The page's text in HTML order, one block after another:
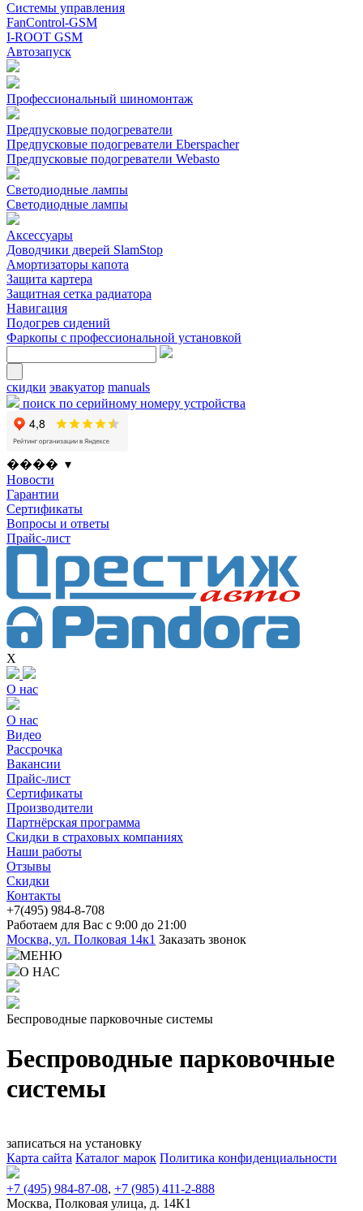
Системы управления
FanControl-GSM
I-ROOT GSM
Автозапуск
Профессиональный шиномонтаж
Предпусковые подогреватели
Предпусковые подогреватели Eberspacher
Предпусковые подогреватели Webasto
Светодиодные лампы
Светодиодные лампы
Аксессуары
Доводчики дверей SlamStop
Амортизаторы капота
Защита картера
Защитная сетка радиатора
Навигация
Подогрев сидений
Фаркопы с профессиональной установкой
скидки эвакуатор manuals
поиск по серийному номеру устройства
���� ▾
Новости
Гарантии
Сертификаты
Вопросы и ответы
Прайс-лист
X
О нас
О нас
Видео
Рассрочка
Вакансии
Прайс-лист
Сертификаты
Производители
Партнёрская программа
Скидки в страховых компаниях
Наши работы
Отзывы
Скидки
Контакты
+7(495) 984-8-708
Работаем для Вас с 9:00 до 21:00
Москва, ул. Полковая 14к1 Заказать звонок
МЕНЮ
О НАС
Беспроводные парковочные системы
Беспроводные парковочные
системы
записаться на установку
Карта сайта Каталог марок Политика конфиденциальности
+7 (495) 984-87-08, +7 (985) 411-2-888
Москва, Полковая улица, д. 14К1